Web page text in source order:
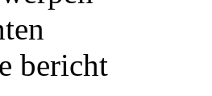
bericht